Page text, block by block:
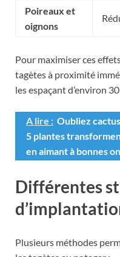
Poireaux et
oignons
Pour maximiser ces
tagètes à proximité
les espaçant d’environ
A lire : Oubliez
5 plantes
en aimant à bonnes
Différentes
Plusieurs méthodes